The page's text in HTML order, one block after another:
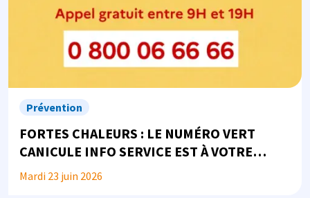
Prévention
FORTES CHALEURS : LE NUMÉRO VERT
CANICULE INFO SERVICE EST À VOTRE
DISPOSITION
Mardi 23 juin 2026